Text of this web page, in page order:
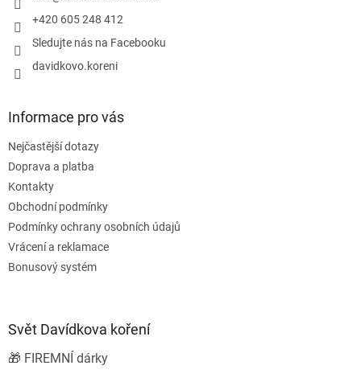
+420 605 248 412
Sledujte nás na Facebooku
davidkovo.koreni
Informace pro vás
Nejčastější dotazy
Doprava a platba
Kontakty
Obchodní podmínky
Podmínky ochrany osobních údajů
Vrácení a reklamace
Bonusový systém
Svět Davídkova koření
🎁 FIREMNÍ dárky